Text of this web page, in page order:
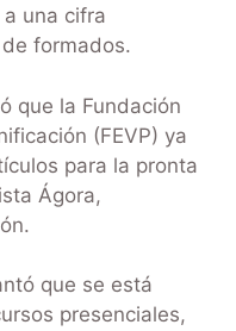
una cifra
formados.
que la Fundación
(FEVP) ya
para la pronta
Ágora,
que se está
presenciales,